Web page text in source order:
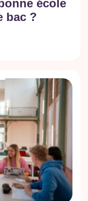
école
bac ?